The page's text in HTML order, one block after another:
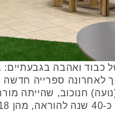
כבוד ואהבה בגבעתיים:
לאחרונה ספרייה
חנוכוב, שהייתה